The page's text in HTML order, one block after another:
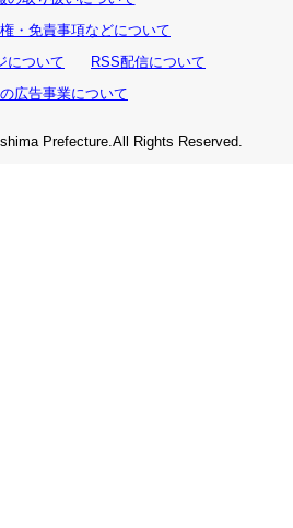
・免責事項などについて
について
RSS配信について
広告事業について
Prefecture.All Rights Reserved.